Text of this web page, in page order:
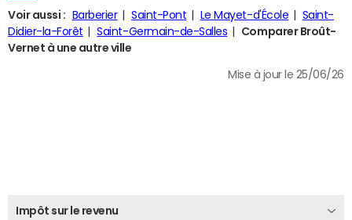
Voir aussi : Barberier Saint-Pont Le Mayet-d'École
Saint-
Didier-la-Forêt
Saint-Germain-de-Salles
Comparer Broût-
Vernet à une autre ville
Mise à jour le 25/06/26
Impôt sur le revenu